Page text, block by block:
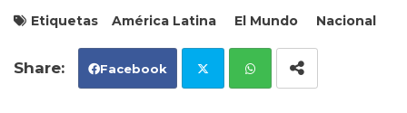
Etiquetas América Latina El Mundo Nacional
Facebook